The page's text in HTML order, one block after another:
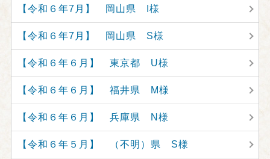
【令和６年7月】 岡山県 I様
【令和６年7月】 岡山県 S様
【令和６年６月】 東京都 U様
【令和６年６月】 福井県 M様
【令和６年６月】 兵庫県 N様
【令和６年５月】 （不明）県 S様